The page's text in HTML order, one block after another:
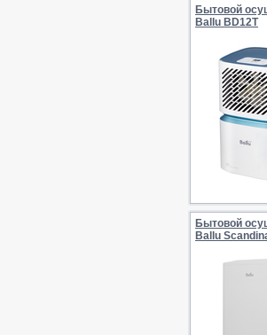
Бытовой
Ballu BD12T
Бытовой
Ballu